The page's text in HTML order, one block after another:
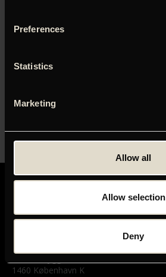
Preferences
Statistics
Marketing
Allow all
Allow selection
Deny
1460 København K